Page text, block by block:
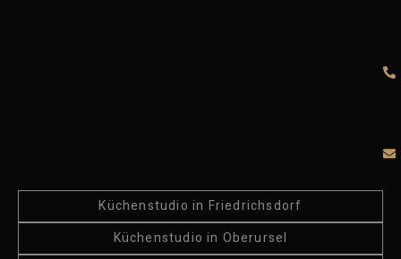
Küchenstudio in Friedrichsdorf
Küchenstudio in Oberursel